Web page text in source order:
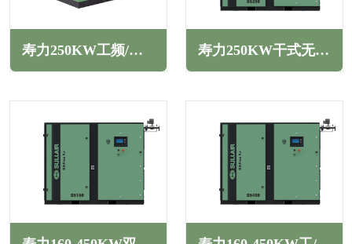
寿力250KW工频/变频螺杆空压机LS系列 寿力250KW干式无油螺杆空压机DS系列